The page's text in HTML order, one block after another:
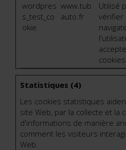
wordpres
s_test_co
okie
www.tub
auto.fr
Utilisé
vérifier
cookies.
Statistiques (4)
Les cookies statistiques
site Web, par la collecte et la
d'informations de manière
comment les visiteurs
Web.